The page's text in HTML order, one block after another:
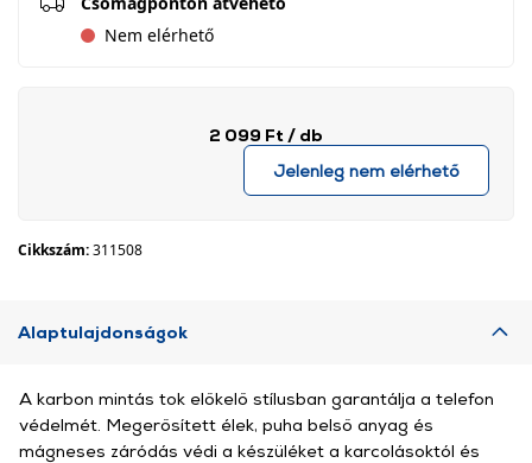
Nem elérhető
2 099 Ft / db
Jelenleg nem elérhető
Cikkszám:311508
Alaptulajdonságok
A karbon mintás tok előkelő stílusban garantálja a telefon
védelmét. Megerősített élek, puha belső anyag és
mágneses záródás védi a készüléket a karcolásoktól és